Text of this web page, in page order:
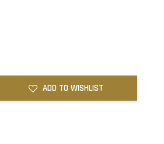
ADD TO WISHLIST